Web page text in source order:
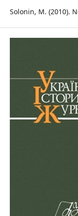
Solonin, M. (2010).